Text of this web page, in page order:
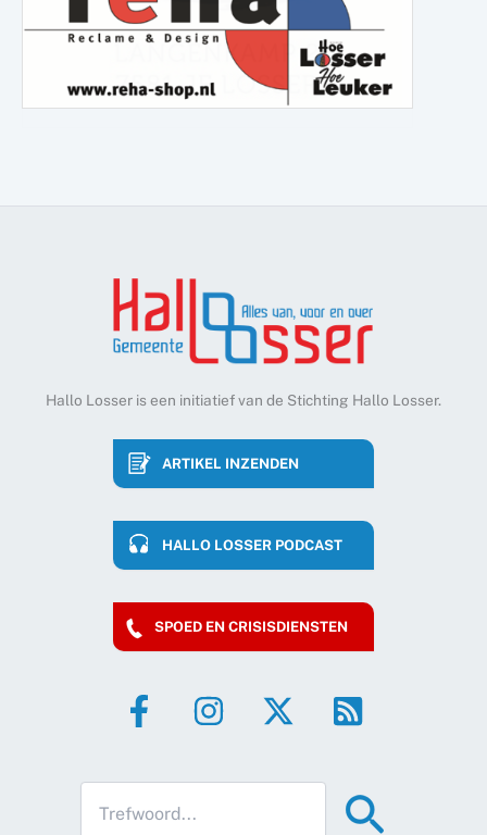
Hallo Losser is een initiatief van de Stichting Hallo Losser.
ARTIKEL INZENDEN
HALLO LOSSER PODCAST
SPOED EN CRISISDIENSTEN